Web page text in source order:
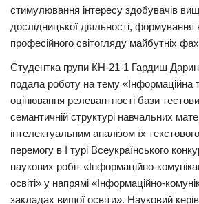
стимулювання інтересу здобувачів
дослідницької діяльності, формування
професійного світогляду майбутніх
Студентка групи КН-21-1 Гардиш
подала роботу на тему «Інформаційна
оцінювання релевантності бази
семантичній структурі навчальних
інтелектуальним аналізом їх
перемогу в І турі Всеукраїнського
наукових робіт «Інформаційно-
освіті» у напрямі «Інформаційно-
закладах вищої освіти». Науковий